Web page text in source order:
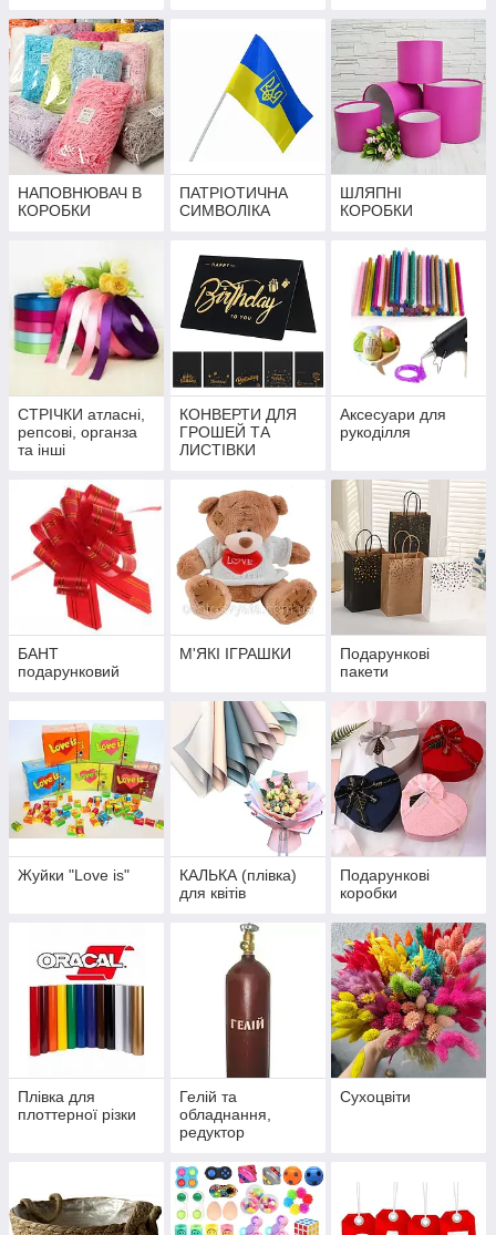
НАПОВНЮВАЧ В
КОРОБКИ
ПАТРІОТИЧНА
СИМВОЛІКА
ШЛЯПНІ
КОРОБКИ
СТРІЧКИ атласні,
репсові, органза
та інші
КОНВЕРТИ ДЛЯ
ГРОШЕЙ ТА
ЛИСТІВКИ
Аксесуари для
рукоділля
БАНТ
подарунковий
М'ЯКІ ІГРАШКИ
Подарункові
пакети
Жуйки "Love is"
КАЛЬКА (плівка)
для квітів
Подарункові
коробки
Плівка для
плоттерної різки
Гелій та
обладнання,
редуктор
Сухоцвіти